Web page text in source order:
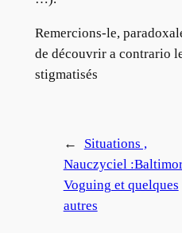
Remercions-le,
de découvrir a contrario
stigmatisés
←
Situations ,
Nauczyciel
Voguing et quelques
autres